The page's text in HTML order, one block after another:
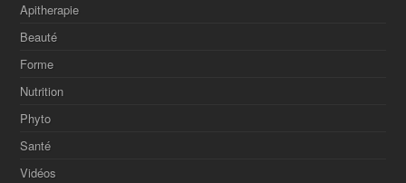
Apitherapie
Beauté
Forme
Nutrition
Phyto
Santé
Vidéos